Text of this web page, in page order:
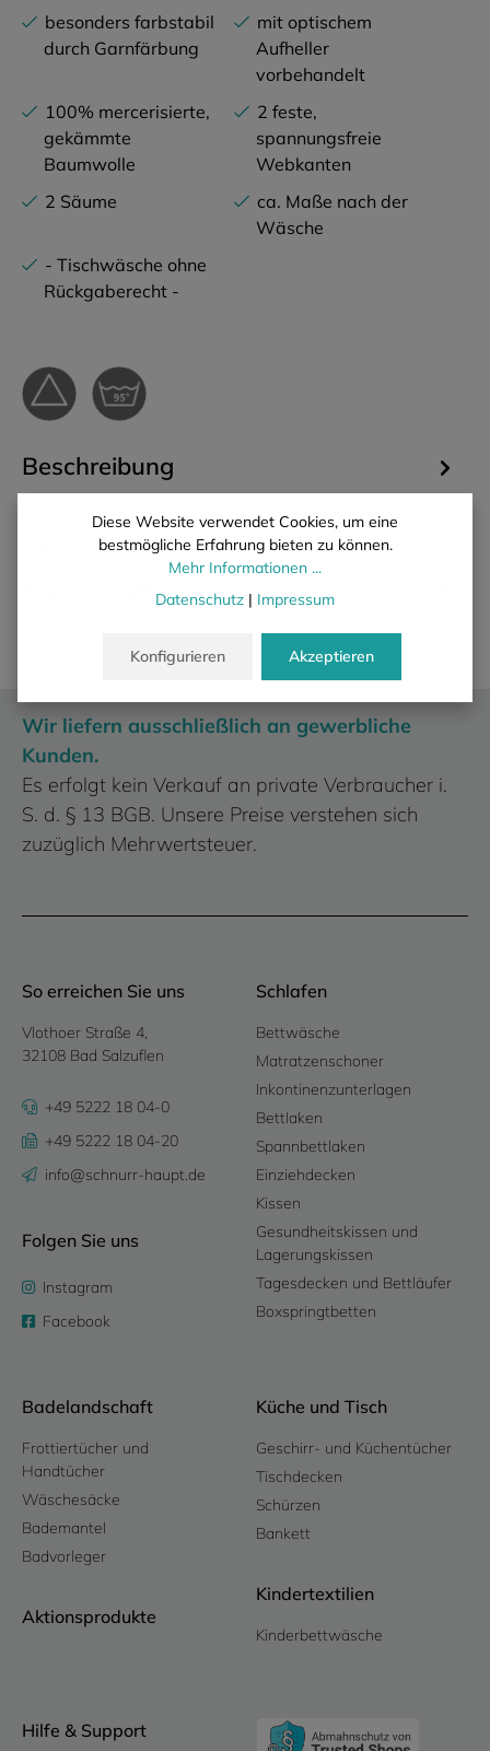
besonders farbstabil
durch Garnfärbung
mit optischem
Aufheller
vorbehandelt
100% mercerisierte,
gekämmte
Baumwolle
2 feste,
spannungsfreie
Webkanten
2 Säume
ca. Maße nach der
Wäsche
- Tischwäsche ohne
Rückgaberecht -
Beschreibung
erwartet Sie mit einer außergewöhnlichen Farbpalette! Die 10
Mehr
Eigenschaften
Wir liefern ausschließlich an gewerbliche
Kunden.
Es erfolgt kein Verkauf an private Verbraucher i.
S. d. § 13 BGB. Unsere Preise verstehen sich
zuzüglich Mehrwertsteuer.
So erreichen Sie uns
Vlothoer Straße 4,
32108 Bad Salzuflen
+49 5222 18 04-0
+49 5222 18 04-20
info@schnurr-haupt.de
Folgen Sie uns
Instagram
Facebook
Schlafen
Bettwäsche
Matratzenschoner
Inkontinenzunterlagen
Bettlaken
Spannbettlaken
Einziehdecken
Kissen
Gesundheitskissen und
Lagerungskissen
Tagesdecken und Bettläufer
Boxspringtbetten
Badelandschaft
Frottiertücher und
Handtücher
Wäschesäcke
Bademantel
Badvorleger
Aktionsprodukte
Küche und Tisch
Geschirr- und Küchentücher
Tischdecken
Schürzen
Bankett
Kindertextilien
Kinderbettwäsche
Hilfe & Support
Diese Website verwendet Cookies, um eine
bestmögliche Erfahrung bieten zu können.
Mehr Informationen ...
Datenschutz | Impressum
Konfigurieren Akzeptieren